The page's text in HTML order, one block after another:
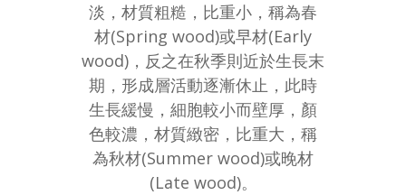
淡，材質粗糙，比重小，稱為春
材(Spring wood)或早材(Early
wood)，反之在秋季則近於生長末
期，形成層活動逐漸休止，此時
生長緩慢，細胞較小而壁厚，顏
色較濃，材質緻密，比重大，稱
為秋材(Summer wood)或晚材
(Late wood)。